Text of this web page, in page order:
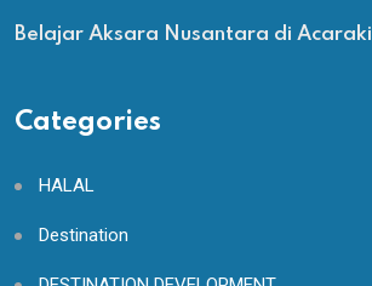
Belajar Aksara Nusantara di Acaraki
Categories
HALAL
Destination